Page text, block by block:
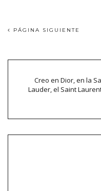
PÁGINA SIGUIENTE
Creo en Dior, en la
Lauder, el Saint